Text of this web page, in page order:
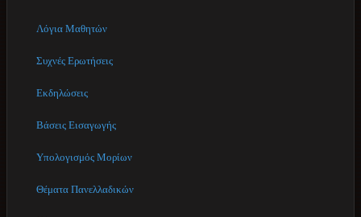
Λόγια Μαθητών
Συχνές Ερωτήσεις
Εκδηλώσεις
Βάσεις Εισαγωγής
Υπολογισμός Μορίων
Θέματα Πανελλαδικών